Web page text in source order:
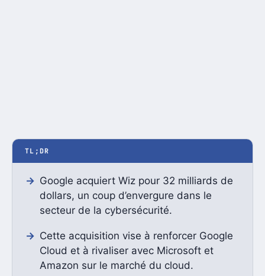
TL;DR
Google acquiert Wiz pour 32 milliards de
dollars, un coup d’envergure dans le
secteur de la cybersécurité.
Cette acquisition vise à renforcer Google
Cloud et à rivaliser avec Microsoft et
Amazon sur le marché du cloud.